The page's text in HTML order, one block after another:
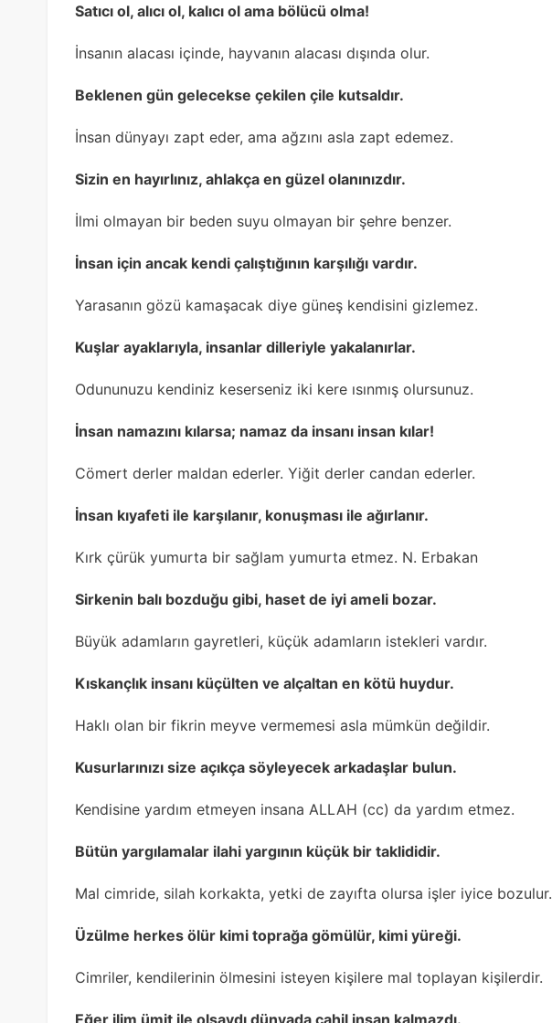
Satıcı ol, alıcı ol, kalıcı ol ama bölücü olma!
İnsanın alacası içinde, hayvanın alacası dışında olur.
Beklenen gün gelecekse çekilen çile kutsaldır.
İnsan dünyayı zapt eder, ama ağzını asla zapt edemez.
Sizin en hayırlınız, ahlakça en güzel olanınızdır.
İlmi olmayan bir beden suyu olmayan bir şehre benzer.
İnsan için ancak kendi çalıştığının karşılığı vardır.
Yarasanın gözü kamaşacak diye güneş kendisini gizlemez.
Kuşlar ayaklarıyla, insanlar dilleriyle yakalanırlar.
Odununuzu kendiniz keserseniz iki kere ısınmış olursunuz.
İnsan namazını kılarsa; namaz da insanı insan kılar!
Cömert derler maldan ederler. Yiğit derler candan ederler.
İnsan kıyafeti ile karşılanır, konuşması ile ağırlanır.
Kırk çürük yumurta bir sağlam yumurta etmez. N. Erbakan
Sirkenin balı bozduğu gibi, haset de iyi ameli bozar.
Büyük adamların gayretleri, küçük adamların istekleri vardır.
Kıskançlık insanı küçülten ve alçaltan en kötü huydur.
Haklı olan bir fikrin meyve vermemesi asla mümkün değildir.
Kusurlarınızı size açıkça söyleyecek arkadaşlar bulun.
Kendisine yardım etmeyen insana ALLAH (cc) da yardım etmez.
Bütün yargılamalar ilahi yargının küçük bir taklididir.
Mal cimride, silah korkakta, yetki de zayıfta olursa işler iyice bozulur.
Üzülme herkes ölür kimi toprağa gömülür, kimi yüreği.
Cimriler, kendilerinin ölmesini isteyen kişilere mal toplayan kişilerdir.
Eğer ilim ümit ile olsaydı dünyada cahil insan kalmazdı.